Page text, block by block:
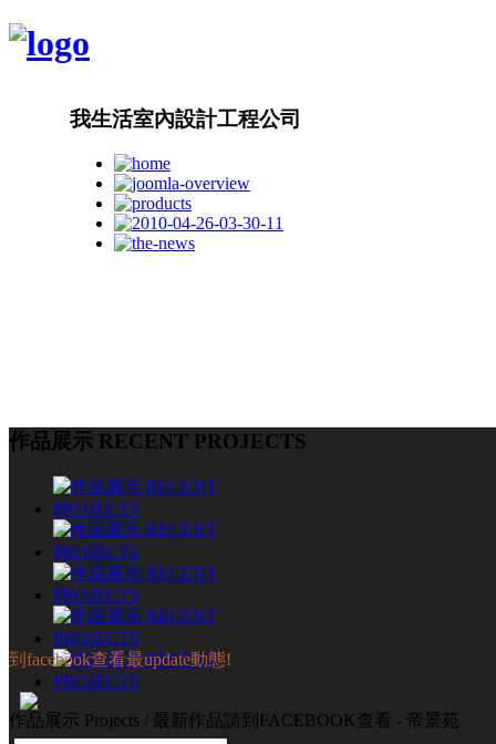
我生活室內設計工程公司
作品展示 RECENT PROJECTS
到facebook查看最update動態!
作品展示 Projects / 最新作品請到FACEBOOK查看 - 帝景苑